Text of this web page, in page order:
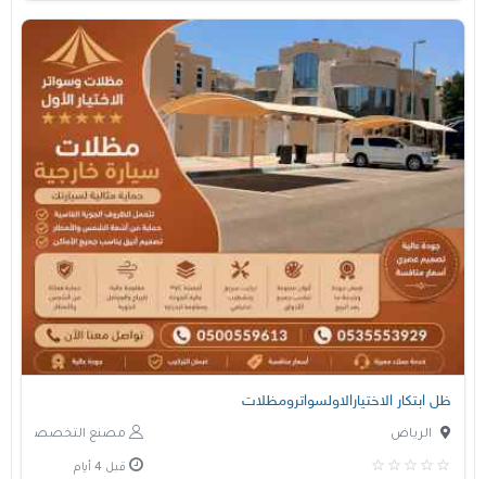
ظل ابتكار الاختيارالاولسواترومظلات
مصنع التخصصي الرياض
قبل 4 أيام